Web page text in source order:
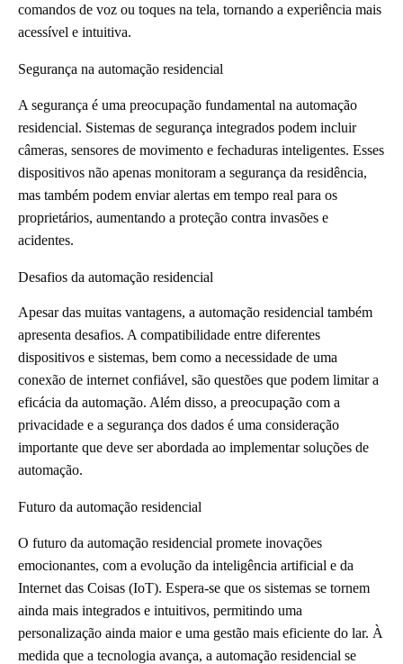
comandos de voz ou toques na tela, tornando a experiência mais
acessível e intuitiva.
Segurança na automação residencial
A segurança é uma preocupação fundamental na automação
residencial. Sistemas de segurança integrados podem incluir
câmeras, sensores de movimento e fechaduras inteligentes. Esses
dispositivos não apenas monitoram a segurança da residência,
mas também podem enviar alertas em tempo real para os
proprietários, aumentando a proteção contra invasões e
acidentes.
Desafios da automação residencial
Apesar das muitas vantagens, a automação residencial também
apresenta desafios. A compatibilidade entre diferentes
dispositivos e sistemas, bem como a necessidade de uma
conexão de internet confiável, são questões que podem limitar a
eficácia da automação. Além disso, a preocupação com a
privacidade e a segurança dos dados é uma consideração
importante que deve ser abordada ao implementar soluções de
automação.
Futuro da automação residencial
O futuro da automação residencial promete inovações
emocionantes, com a evolução da inteligência artificial e da
Internet das Coisas (IoT). Espera-se que os sistemas se tornem
ainda mais integrados e intuitivos, permitindo uma
personalização ainda maior e uma gestão mais eficiente do lar. À
medida que a tecnologia avança, a automação residencial se